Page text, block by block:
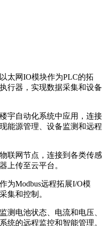
太网IO模块作为PLC的拓
行器，实现数据采集和设备
宇自动化系统中应用，连接
能源管理、设备监测和远程
联网节点，连接到各类传感
上传至云平台。
作为Modbus远程拓展I/O模
集和控制。
测电池状态、电流和电压、
统的远程监控和智能管理。